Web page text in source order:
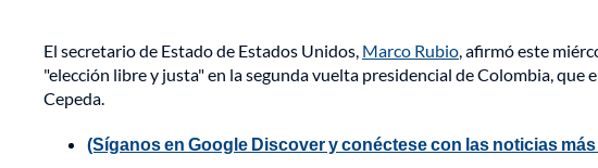
El secretario de Estado de Estados Unidos, Marco Rubio, afirmó este
"elección libre y justa" en la segunda vuelta presidencial de Colombia,
Cepeda.
(Síganos en Google Discover y conéctese con las noticias